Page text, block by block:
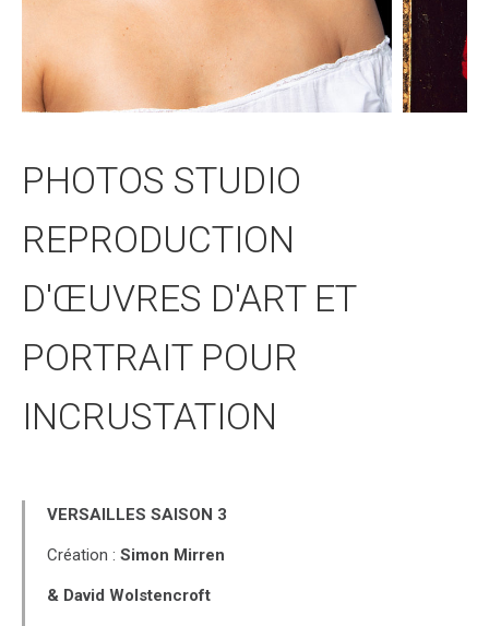
PHOTOS STUDIO
REPRODUCTION
D'ŒUVRES D'ART ET
PORTRAIT POUR
INCRUSTATION
VERSAILLES SAISON 3
Création : Simon Mirren
& David Wolstencroft